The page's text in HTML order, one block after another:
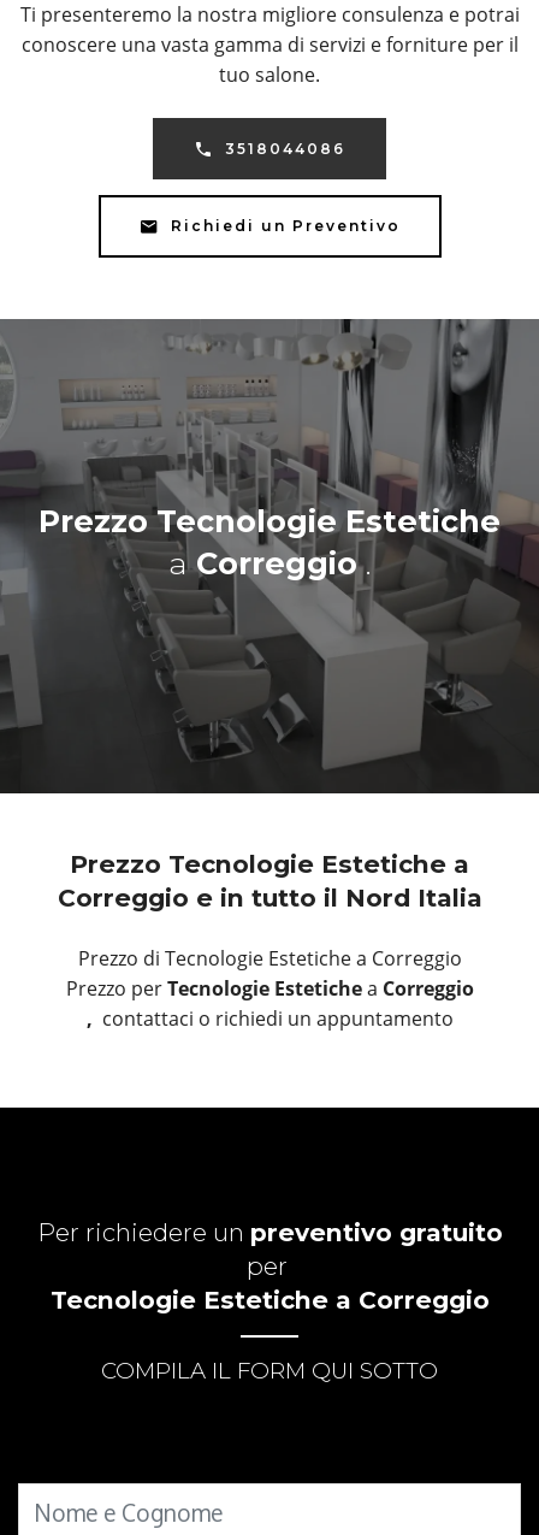
Ti presenteremo la nostra migliore consulenza e potrai
conoscere una vasta gamma di servizi e forniture per il
tuo salone.
3518044086
Richiedi un Preventivo
Prezzo Tecnologie Estetiche
aCorreggio.
Prezzo Tecnologie Estetiche a
Correggio e in tutto il Nord Italia
Prezzo di Tecnologie Estetiche a Correggio
Prezzo perTecnologie Estetichea Correggio
, contattaci o richiedi un appuntamento
Per richiedere un preventivo gratuito
per
Tecnologie Estetiche a Correggio
COMPILA IL FORM QUI SOTTO